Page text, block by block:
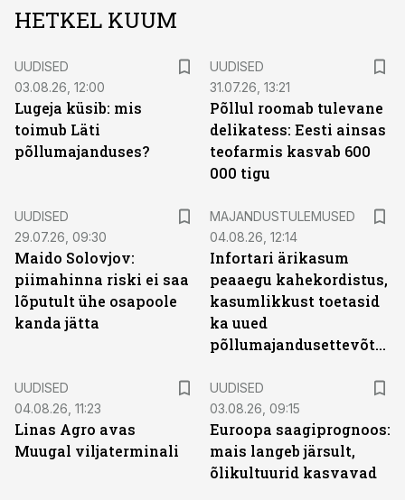
HETKEL KUUM
UUDISED
03.08.26, 12:00
Lugeja küsib: mis
toimub Läti
põllumajanduses?
UUDISED
31.07.26, 13:21
Põllul roomab tulevane
delikatess: Eesti ainsas
teofarmis kasvab 600
000 tigu
UUDISED
29.07.26, 09:30
Maido Solovjov:
piimahinna riski ei saa
lõputult ühe osapoole
kanda jätta
MAJANDUSTULEMUSED
04.08.26, 12:14
Infortari ärikasum
peaaegu kahekordistus,
kasumlikkust toetasid
ka uued
põllumajandusettevõtted
UUDISED
04.08.26, 11:23
Linas Agro avas
Muugal viljaterminali
UUDISED
03.08.26, 09:15
Euroopa saagiprognoos:
mais langeb järsult,
õlikultuurid kasvavad